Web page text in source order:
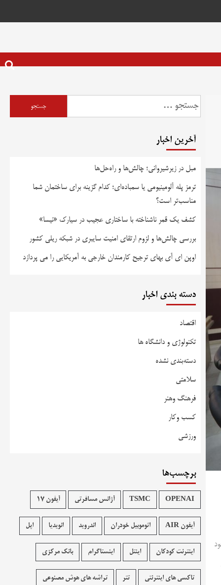
۱۵ دیماه با وجود
آخرین اخبار
مبل در زیرشیروانی؛ چالش‌ها و راه‌حل‌ها
ترمز پله آلومینیومی یا سمباده‌ای؛ کدام گزینه برای ساختمان شما
مناسب‌تر است؟
کشف یک قمر ناشناخته با ساختاری عجیب در سیارک «نیسا»
بررسی چالش‌ها و لزوم ارتقای امنیت سایبری در شبکه ریلی کشور
اوپن ای آی بهای ترجیح کارمندان خارجی به آمریکایی را می پردازد
دسته بندی اخبار
اقتصاد
تکنولوژی و دانشگاه ها
دسته‌بندی نشده
سلامتی
فرهنگ وهنر
کسب وکار
ورزشی
برچسب‌ها
OPENAI
TSMC آژانس مسافرتی آیفون 17
آیفون AIR اتوموبیل خودران اندروید انویدیا اپل
اینترنت کودکان اینتل اینستاگرام بانک مرکزی
تاکسی های اینترنتی تتر تراشه های هوش مصنوعی